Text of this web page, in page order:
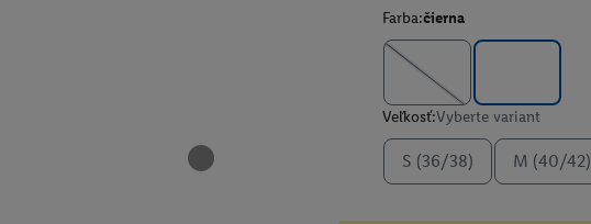
Farba:čierna
Veľkosť:Vyberte variant
S (36/38) M (40/42)